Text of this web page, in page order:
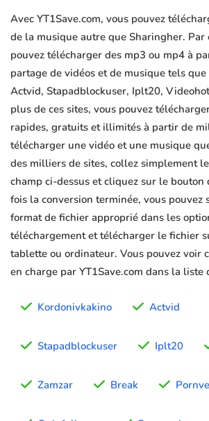
Avec YT1Save.com, vous pouvez
de la musique autre que Sharingher. Par
pouvez télécharger des mp3 ou mp4 à
partage de vidéos et de musique tels
Actvid, Stapadblockuser, Iplt20,
plus de ces sites, vous pouvez
rapides, gratuits et illimités à partir de
télécharger une vidéo et une musique
des milliers de sites, collez simplement
champ ci-dessus et cliquez sur le bouton
fois la conversion terminée, vous pouvez
format de fichier approprié dans les
téléchargement et télécharger le fichier
tablette ou ordinateur. Vous pouvez voir
en charge par YT1Save.com dans la liste
Kordonivkakino Actvid
Stapadblockuser Iplt20
Zamzar Break Pornve